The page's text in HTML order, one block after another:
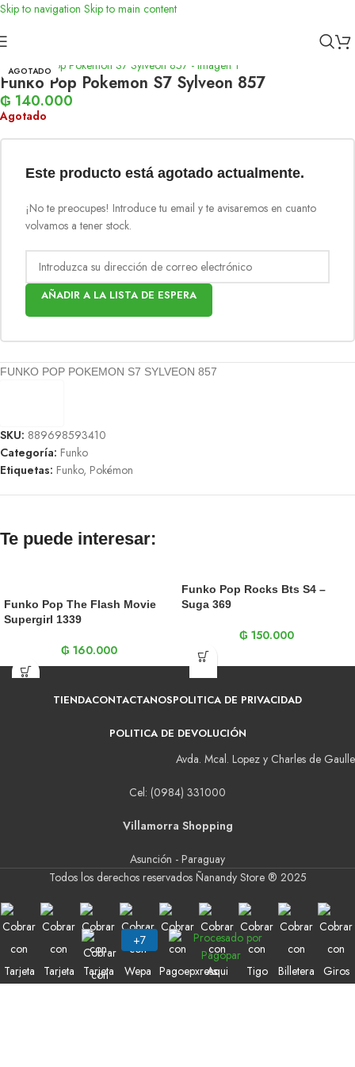
Skip to navigation Skip to main content
Inicio
AGOTADO
Funko Pop Pokemon S7 Sylveon 857
₲ 140.000
Agotado
Este producto está agotado actualmente.
¡No te preocupes! Introduce tu email y te avisaremos en cuanto
volvamos a tener stock.
AÑADIR A LA LISTA DE ESPERA
FUNKO POP POKEMON S7 SYLVEON 857
SKU: 889698593410
Categoría: Funko
Etiquetas: Funko, Pokémon
Te puede interesar:
Funko Pop The Flash Movie
Supergirl 1339
₲ 160.000
Funko Pop Rocks Bts S4 –
Suga 369
₲ 150.000
TIENDACONTACTANOSPOLITICA DE PRIVACIDAD
POLITICA DE DEVOLUCIÓN
Avda. Mcal. Lopez y Charles de Gaulle
Cel: (0984) 331000
Villamorra Shopping
Asunción - Paraguay
Todos los derechos reservados Ñanandy Store ® 2025